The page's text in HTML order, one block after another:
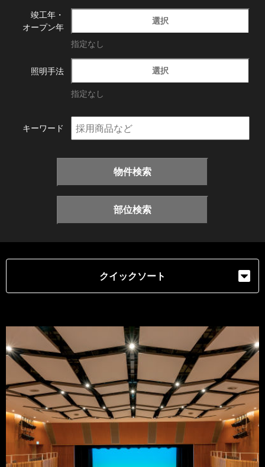
竣工年・
オープン年
選択
指定なし
照明手法 選択
指定なし
キーワード
物件検索
部位検索
クイックソート